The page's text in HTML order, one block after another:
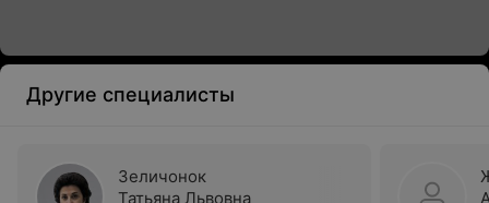
Другие специалисты
Зеличонок
Татьяна Львовна